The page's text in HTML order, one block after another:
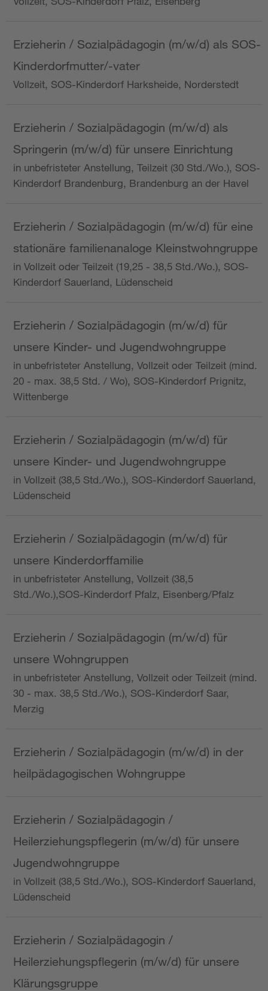
Erzieherin / Sozialpädagogin (m/w/d) als SOS-
Kinderdorfmutter/-vater
Vollzeit, SOS-Kinderdorf Harksheide, Norderstedt
Erzieherin / Sozialpädagogin (m/w/d) als
Springerin (m/w/d) für unsere Einrichtung
in unbefristeter Anstellung, Teilzeit (30 Std./Wo.), SOS-
Kinderdorf Brandenburg, Brandenburg an der Havel
Erzieherin / Sozialpädagogin (m/w/d) für eine
stationäre familienanaloge Kleinstwohngruppe
in Vollzeit oder Teilzeit (19,25 - 38,5 Std./Wo.), SOS-
Kinderdorf Sauerland, Lüdenscheid
Erzieherin / Sozialpädagogin (m/w/d) für
unsere Kinder- und Jugendwohngruppe
in unbefristeter Anstellung, Vollzeit oder Teilzeit (mind.
20 - max. 38,5 Std. / Wo), SOS-Kinderdorf Prignitz,
Wittenberge
Erzieherin / Sozialpädagogin (m/w/d) für
unsere Kinder- und Jugendwohngruppe
in Vollzeit (38,5 Std./Wo.), SOS-Kinderdorf Sauerland,
Lüdenscheid
Erzieherin / Sozialpädagogin (m/w/d) für
unsere Kinderdorffamilie
in unbefristeter Anstellung, Vollzeit (38,5
Std./Wo.),SOS-Kinderdorf Pfalz, Eisenberg/Pfalz
Erzieherin / Sozialpädagogin (m/w/d) für
unsere Wohngruppen
in unbefristeter Anstellung, Vollzeit oder Teilzeit (mind.
30 - max. 38,5 Std./Wo.), SOS-Kinderdorf Saar,
Merzig
Erzieherin / Sozialpädagogin (m/w/d) in der
heilpädagogischen Wohngruppe
Erzieherin / Sozialpädagogin /
Heilerziehungspflegerin (m/w/d) für unsere
Jugendwohngruppe
in Vollzeit (38,5 Std./Wo.), SOS-Kinderdorf Sauerland,
Lüdenscheid
Erzieherin / Sozialpädagogin /
Heilerziehungspflegerin (m/w/d) für unsere
Klärungsgruppe